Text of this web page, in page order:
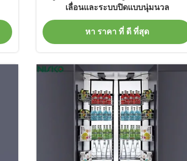
เลื่อนและระบบปิดแบบนุ่มนวล
หา ราคา ที่ ดี ที่สุด